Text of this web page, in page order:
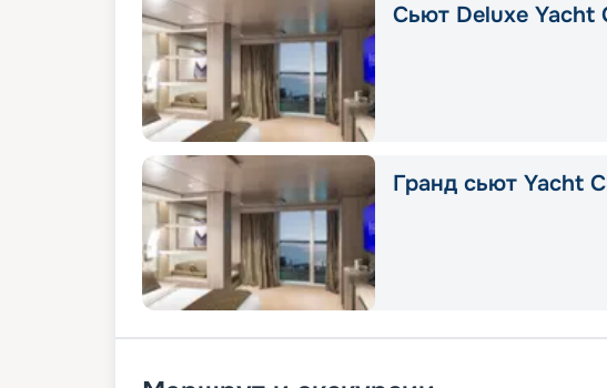
Сьют Deluxe Yacht
Гранд сьют Yacht